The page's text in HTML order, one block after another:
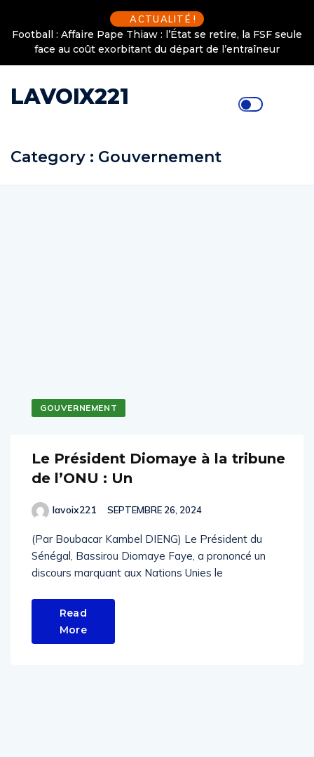
ACTUALITÉ !
Football : Affaire Pape Thiaw : l’État se retire, la FSF seule
face au coût exorbitant du départ de l’entraîneur
LAVOIX221
Category : Gouvernement
GOUVERNEMENT
Le Président Diomaye à la tribune
de l’ONU : Un
lavoix221 SEPTEMBRE 26, 2024
(Par Boubacar Kambel DIENG) Le Président du
Sénégal, Bassirou Diomaye Faye, a prononcé un
discours marquant aux Nations Unies le
Read
More